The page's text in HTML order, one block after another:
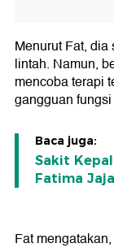
Menurut Fat,
lintah. Namun,
mencoba terapi
gangguan
Baca juga:
Sakit
Fatima
Fat